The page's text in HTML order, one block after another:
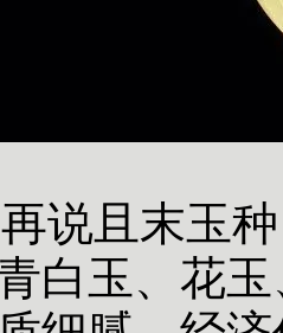
说且末玉种
白玉、花